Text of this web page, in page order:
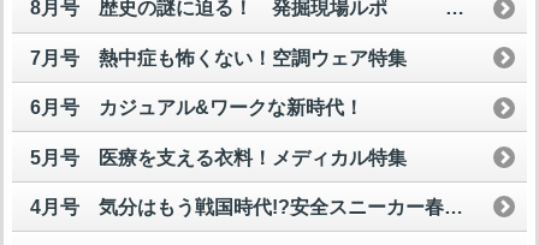
8月号 歴史の謎に迫る！ 発掘現場ルポ
7月号 熱中症も怖くない！空調ウェア特集
6月号 カジュアル&ワークな新時代！
5月号 医療を支える衣料！メディカル特集
4月号 気分はもう戦国時代!?安全スニーカー春の陣